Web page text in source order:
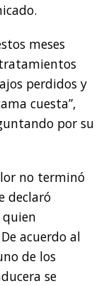
meses
perdidos y
cuesta”,
por su
no terminó
declaró
quien
acuerdo al
de los
se